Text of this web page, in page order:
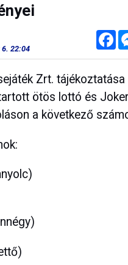
6. 22:04
Zrt.
ötös lottó és Joker
a következő